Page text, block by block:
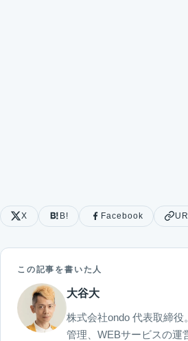
X B! Facebook
この記事を書いた人
大谷大
株式会社ondo 代表取締
管理、WEBサービスの運